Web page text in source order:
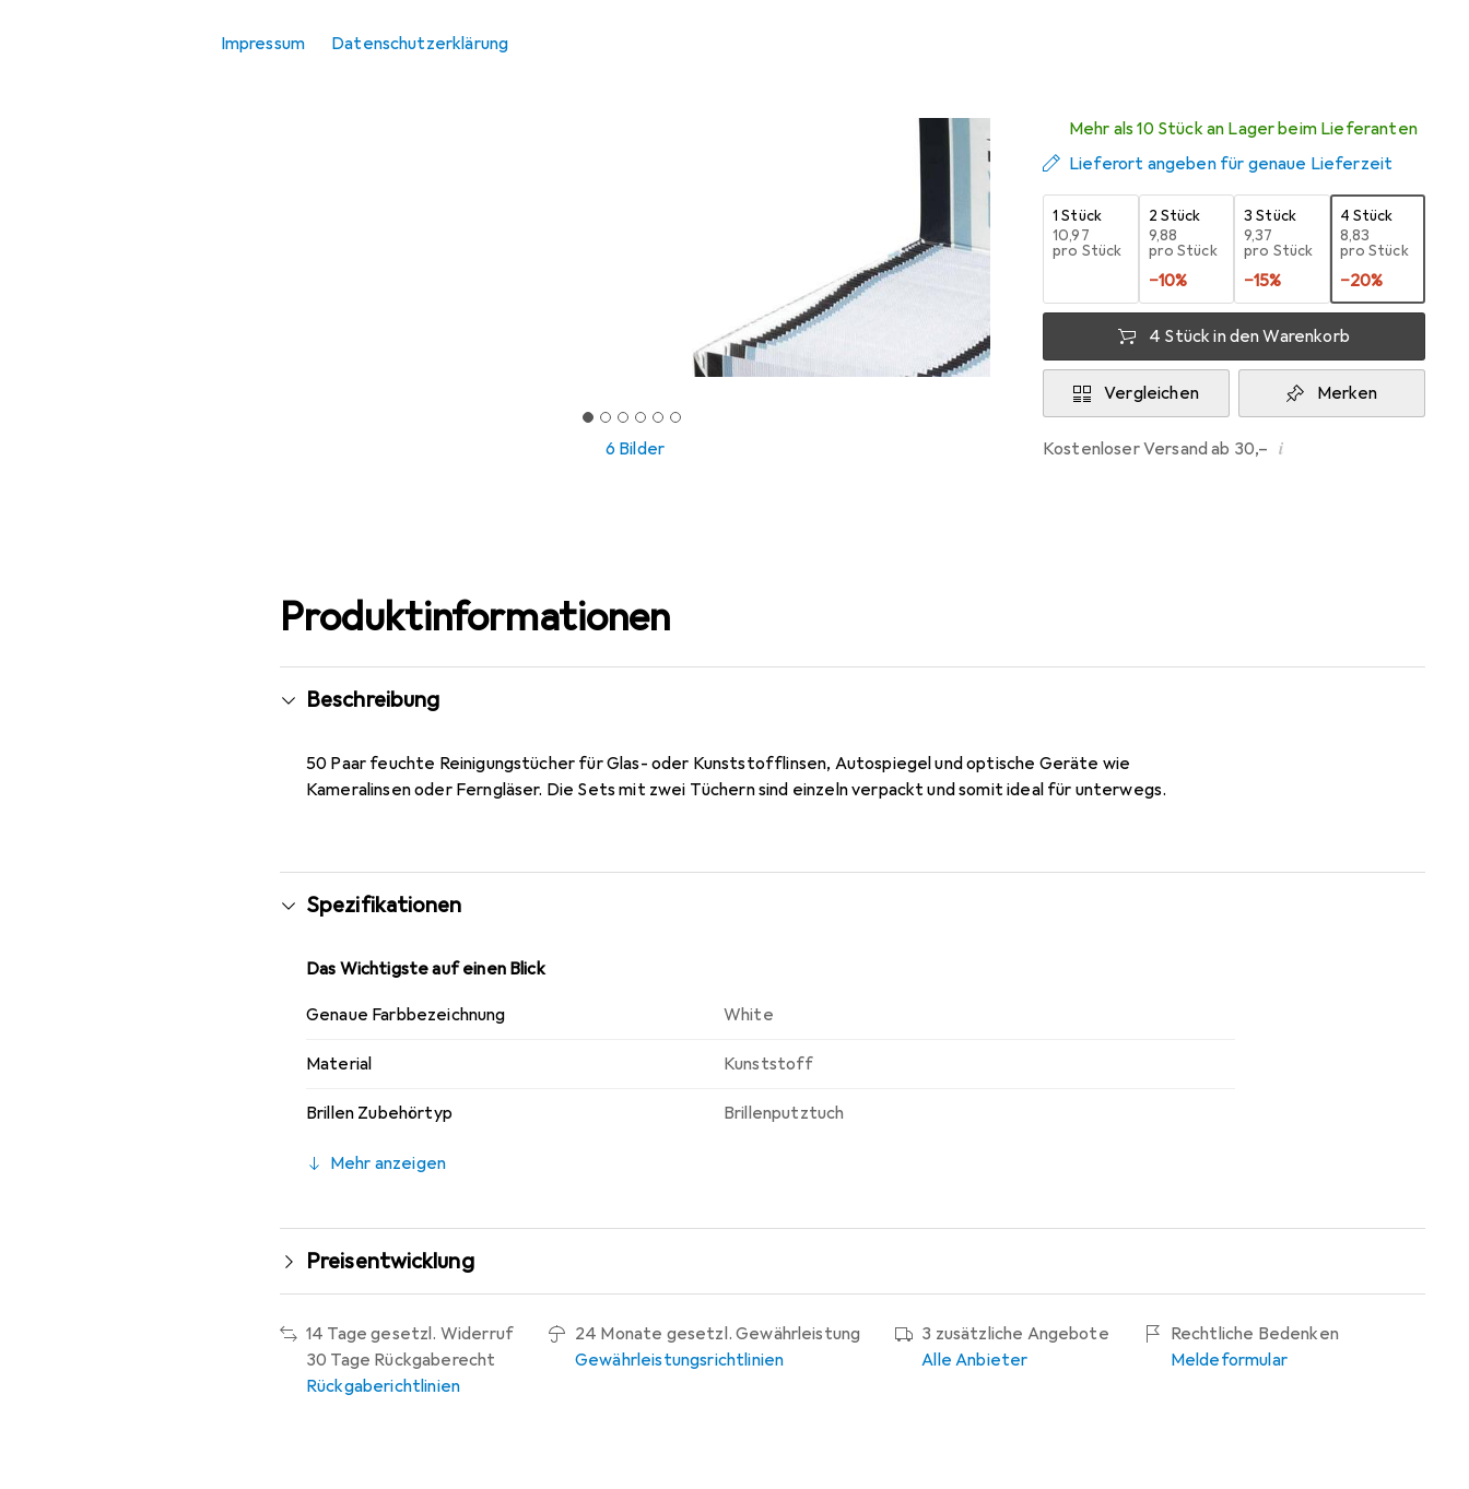
Impressum Datenschutzerklärung
6 Bilder
Mehr als 10 Stück an Lager beim Lieferanten
Lieferort angeben für genaue Lieferzeit
1 Stück
EUR
10,97
pro Stück
2 Stück
EUR
9,88
pro Stück
−10%
3 Stück
EUR
9,37
pro Stück
−15%
4 Stück
EUR
8,83
pro Stück
−20%
4 Stück in den Warenkorb
Vergleichen Merken
Kostenloser Versand ab 30,– i
Produktinformationen
Beschreibung
50 Paar feuchte Reinigungstücher für Glas- oder Kunststofflinsen, Autospiegel und optische Geräte wie
Kameralinsen oder Ferngläser. Die Sets mit zwei Tüchern sind einzeln verpackt und somit ideal für unterwegs.
Spezifikationen
Das Wichtigste auf einen Blick
Genaue Farbbezeichnung White
Material Kunststoff
Brillen Zubehörtyp Brillenputztuch
Mehr anzeigen
Preisentwicklung
14 Tage gesetzl. Widerruf
30 Tage Rückgaberecht
Rückgaberichtlinien
24 Monate gesetzl. Gewährleistung
Gewährleistungsrichtlinien
3 zusätzliche Angebote
Alle Anbieter
Rechtliche Bedenken
Meldeformular